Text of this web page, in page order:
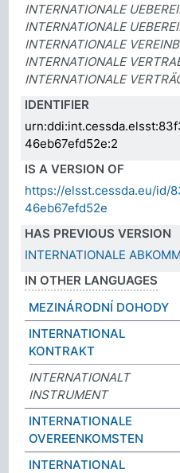
INTERNATIONALE
INTERNATIONALE
INTERNATIONALE
INTERNATIONALE
INTERNATIONALE
IDENTIFIER
46eb67efd52e:2
IS A VERSION OF
https://elsst.cessda.eu/id/
46eb67efd52e
HAS PREVIOUS VERSION
INTERNATIONALE
IN OTHER LANGUAGES
MEZINÁRODNÍ DOHODY
INTERNATIONAL
KONTRAKT
INTERNATIONALT
INSTRUMENT
INTERNATIONALE
OVEREENKOMSTEN
INTERNATIONAL